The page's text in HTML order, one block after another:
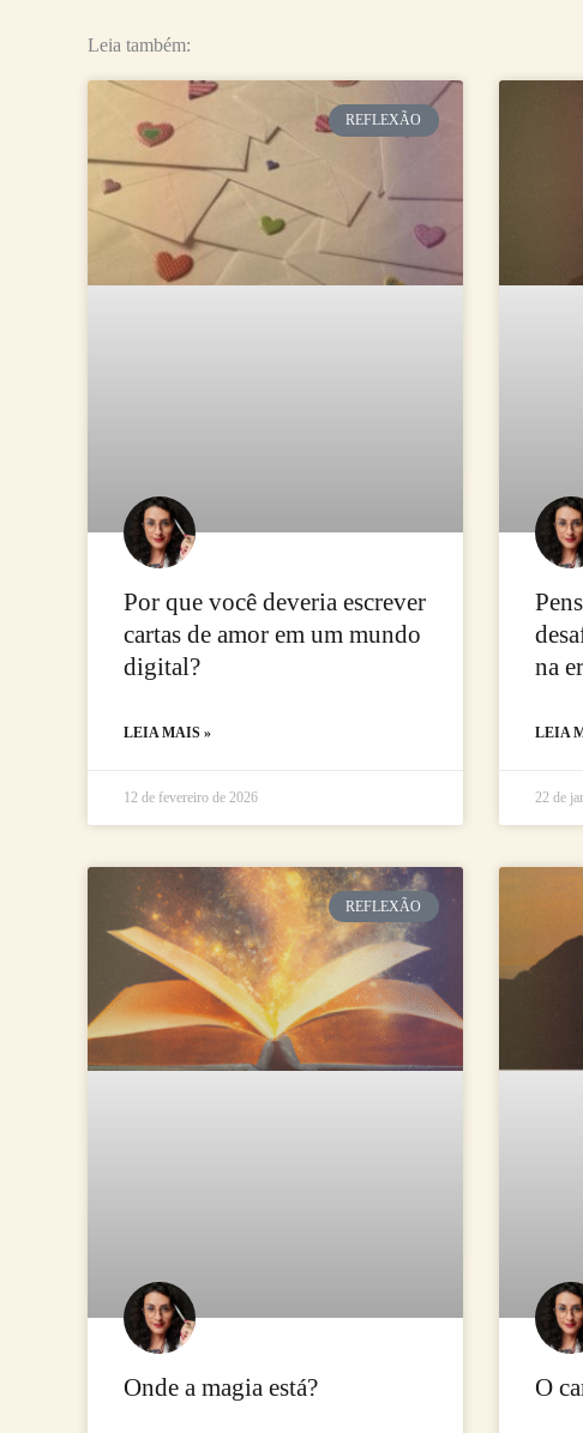
Leia também:
REFLEXÃO
Por que você deveria escrever
cartas de amor em um mundo
digital?
LEIA MAIS »
12 de fevereiro de 2026
na
LEIA
22 de
REFLEXÃO
Onde a magia está? O
PáginaPágina